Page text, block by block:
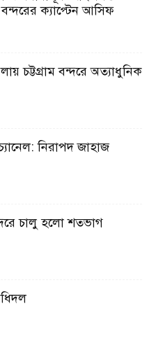
বন্দরের ক্যাপ্টেন আসিফ
চট্টগ্রাম বন্দরে অত্যাধুনিক
নিরাপদ জাহাজ
চালু হলো শতভাগ